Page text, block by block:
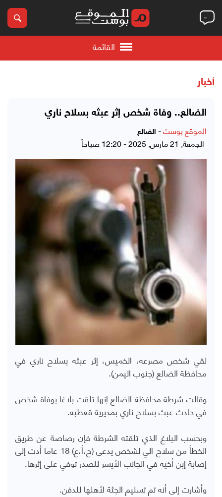
القائمة
أخبار
الضالع.. وفاة شخص إثر عبثه بسلاح ناري
الموقع بوست- الضالع
الجمعة, 21 مارس, 2025 - 12:20 صباحاً
لقي شخص مصرعه، الخميس، إثر عبثه بسلاح ناري في
محافظة الضالع (جنوب اليمن).
وقالت شرطة محافظة الضالع إنها تلقت بلاغا بوفاة شخص
في حادث عبث بسلاح ناري بمديرية قعطبه.
وبحسب البلاغ الذي تلقته الشرطة فإن رصاصة عن طريق
الخطأ من سلاح الي لشخص يدعى (ح،أ،ع) 18 عاما أدت إلى
إصابة إبن أخيه في الجانب الأيسر للصدر توفي على إثرها.
وأشارت إلى أنه تم تسليم الجثة لأهلها للدفن.